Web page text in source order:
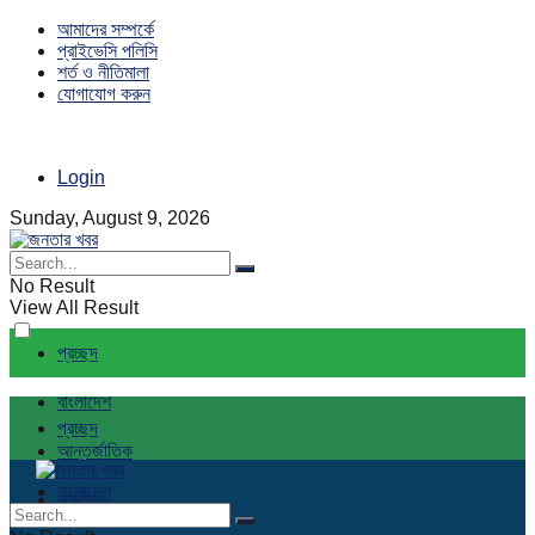
আমাদের সম্পর্কে
প্রাইভেসি পলিসি
শর্ত ও নীতিমালা
যোগাযোগ করুন
Login
Sunday, August 9, 2026
No Result
View All Result
প্রচ্ছদ
বাংলাদেশ
আন্তর্জাতিক
রাজনীতি
প্রচ্ছদ
বাংলাদেশ